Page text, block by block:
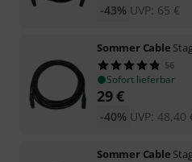
UVP: 65 €
-43%
Sommer Cable
56
Sofort lieferbar
29€
UVP: 48,40
-40%
Sommer Cable